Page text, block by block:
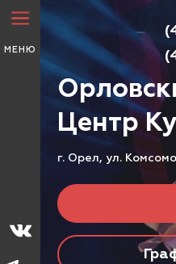
МЕНЮ
Центр
г. Орел, ул.